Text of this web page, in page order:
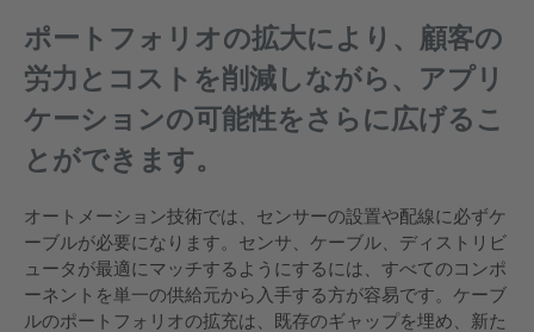
ポートフォリオの拡大により、顧客の
労力とコストを削減しながら、アプリ
ケーションの可能性をさらに広げるこ
とができます。
オートメーション技術では、センサーの設置や配線に必ずケ
ーブルが必要になります。センサ、ケーブル、ディストリビ
ュータが最適にマッチするようにするには、すべてのコンポ
ーネントを単一の供給元から入手する方が容易です。ケーブ
ルのポートフォリオの拡充は、既存のギャップを埋め、新た